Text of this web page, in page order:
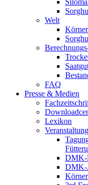
Welt
FAQ
Presse & Medien
Lexikon
DMK-
DMK-